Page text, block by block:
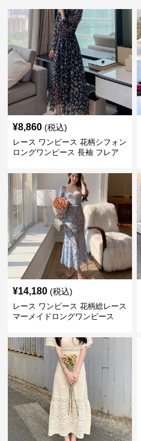
¥8,860 (税込)
レース ワンピース 花柄シフォン
ロングワンピース 長袖 フレア
¥14,180 (税込)
レース ワンピース 花柄総レース
マーメイドロングワンピース